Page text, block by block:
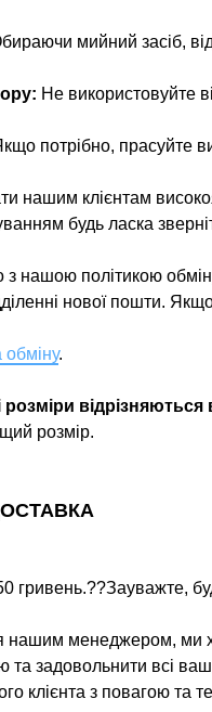
мийний засіб,
Не використовуйте
потрібно, прасуйте
нашим клієнтам
будь ласка
з нашою політикою
нової пошти.
.
розміри відрізняються
розмір.
гривень.??Зауважте,
менеджером, ми
та задовольнити всі
клієнта з повагою та